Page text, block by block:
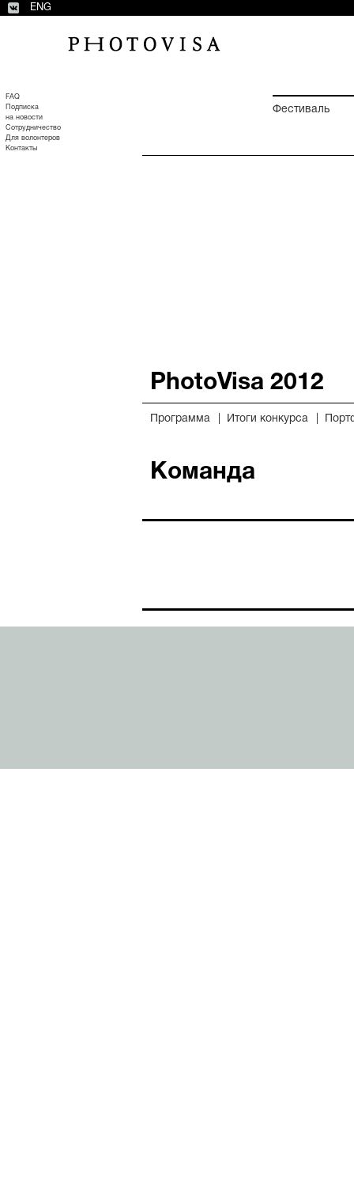
ENG
Фестиваль
FAQ
Подписка
на новости
Сотрудничество
Для волонтеров
Контакты
PhotoVisa 2012
Программа Итоги конкурса
Команда